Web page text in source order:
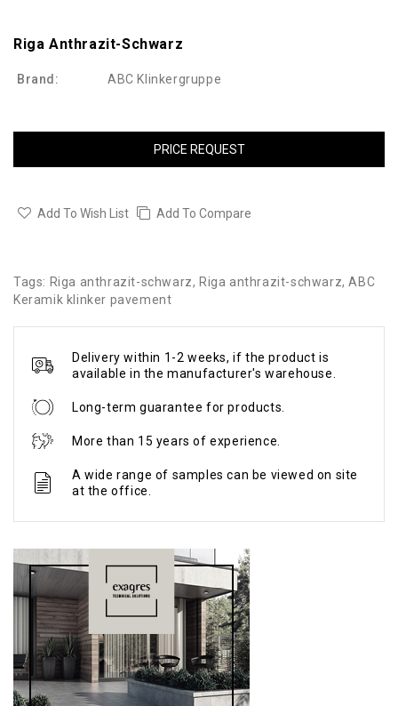
Riga Anthrazit-Schwarz
Brand: ABC Klinkergruppe
PRICE REQUEST
Add To Wish List Add To Compare
Tags: Riga anthrazit-schwarz, Riga anthrazit-schwarz,ABC
Keramik klinker pavement
Delivery within 1-2 weeks, if the product is
available in the manufacturer's warehouse.
Long-term guarantee for products.
More than 15 years of experience.
A wide range of samples can be viewed on site
at the office.